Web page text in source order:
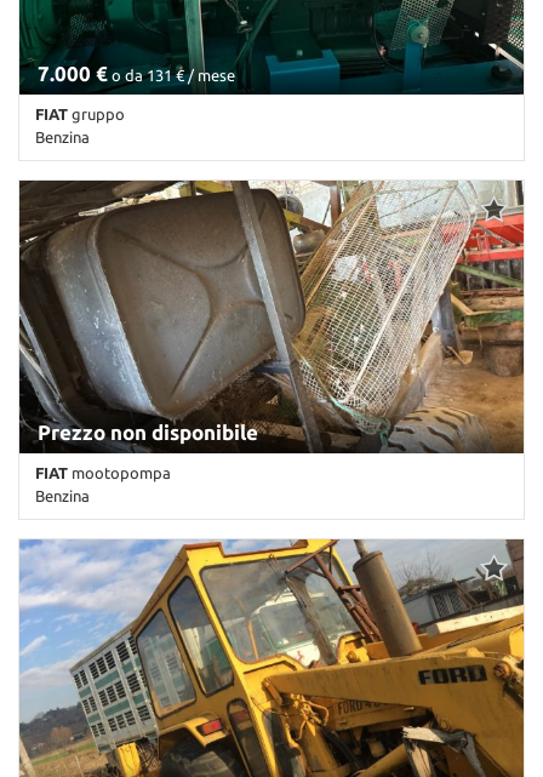
7.000 € o da 131 € / mese
FIAT gruppo
Benzina
Km non disponibile • Cambio Altro • Antracite pastello
Prezzo non disponibile
FIAT mootopompa
Benzina
Km non disponibile • Cambio Altro • Antracite pastello